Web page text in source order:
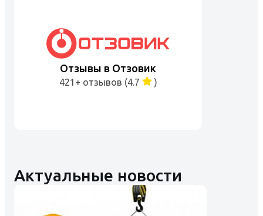
Отзывы в Отзовик
421+ отзывов (4.7 )
Актуальные новости